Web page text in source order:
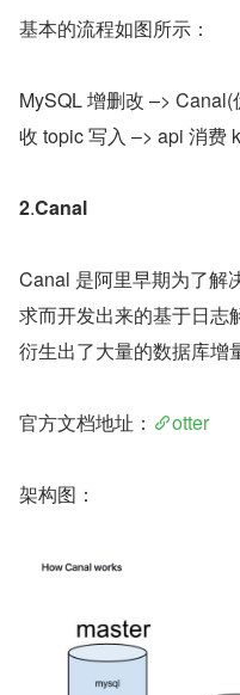
基本的流程如图所示：
MySQL 增删改 –>
收 topic 写入 –> api 消费
2.Canal
Canal 是阿里早期为了解
求而开发出来的基于日志
衍生出了大量的数据库增
官方文档地址： otter
架构图：